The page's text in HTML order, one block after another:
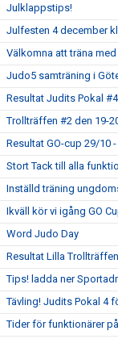
Julklappstips!
Julfesten 4 december
Välkomna att träna
Judo5 samträning i
Resultat Judits Pokal #4
Trollträffen #2 den 19-
Resultat GO-cup 29/10 -
Stort Tack till alla
Inställd träning
Ikväll kör vi igång GO
Word Judo Day
Resultat Lilla Trollträffen
Tips! ladda ner
Tävling! Judits Pokal 4
Tider för funktionärer